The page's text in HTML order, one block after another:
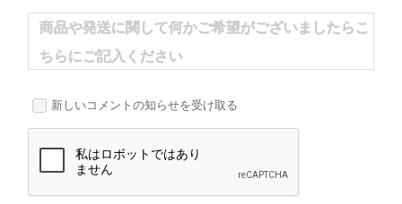
商品や発送に関して何かご希望がございましたらこ
ちらにご記入ください
新しいコメントの知らせを受け取る